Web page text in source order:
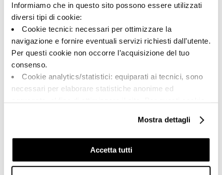
Informiamo che in questo sito possono essere utilizzati
diversi tipi di cookie:
Cookie tecnici: necessari per ottimizzare la
navigazione e fornire eventuali servizi richiesti dall’utente.
Per questi cookie non occorre l’acquisizione del tuo
consenso.
Cookie analytics/statistici: equiparati ai tecnici, sono
necessari per elaborare statistiche anonime ed
Cookie di profilazione/marketing: sono utilizzati, solo
previo tuo consenso, per esaminare le tue abitudini di
navigazione e mostrarti quindi avvisi pubblicitari mirati, in
linea con le tue preferenze.
Mostra dettagli
Accetta tutti
Формат:
6.0x90.0
Разнотон:
Единица измерения:
PZ